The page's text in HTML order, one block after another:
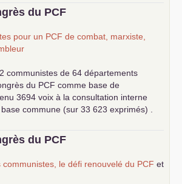
du PCF
pour un PCF de combat, marxiste,
communistes de 64 départements
du PCF comme base de
3694 voix à la consultation interne
commune (sur 33 623 exprimés) .
du PCF
communistes, le défi renouvelé du PCF et